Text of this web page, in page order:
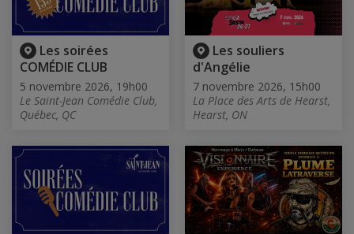
Les soirées
COMÉDIE CLUB
5 novembre 2026, 19h00
Le Saint-Jean Comédie Club,
Québec, QC
Les souliers
d'Angélie
7 novembre 2026, 15h00
La Place des Arts de Hearst,
Hearst, ON